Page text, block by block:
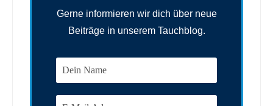
Gerne informieren wir dich über neue
Beiträge in unserem Tauchblog.